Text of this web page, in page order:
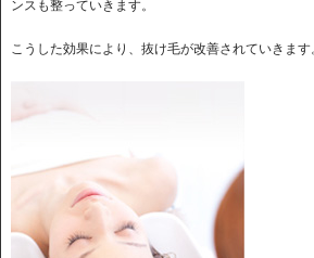
ンスも整っていきます。
こうした効果により、抜け毛が改善されていきます